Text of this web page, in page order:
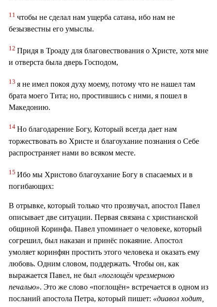
11 чтобы не сделал нам ущерба сатана, ибо нам не
безызвестны его умыслы.
12 Придя в Троаду для благовествования о Христе, хотя мне
и отверста была дверь Господом,
13 я не имел покоя духу моему, потому что не нашел там
брата моего Тита; но, простившись с ними, я пошел в
Македонию.
14 Но благодарение Богу, Который всегда дает нам
торжествовать во Христе и благоухание познания о Себе
распространяет нами во всяком месте.
15 Ибо мы Христово благоухание Богу в спасаемых и в
погибающих:
В отрывке, который только что прозвучал, апостол Павел
описывает две ситуации. Первая связана с христианской
общиной Коринфа. Павел упоминает о человеке, который
согрешил, был наказан и принёс покаяние. Апостол
умоляет коринфян простить этого человека и оказать ему
любовь. Одним словом, поддержать. Чтобы он, как
выражается Павел, не был «поглощён чрезмерною
печалью». Это же слово «поглощён» встречается в одном из
посланий апостола Петра, который пишет: «диавол ходит,